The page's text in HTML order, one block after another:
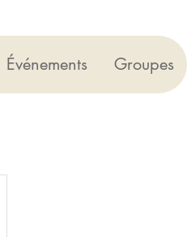
Événements Groupes